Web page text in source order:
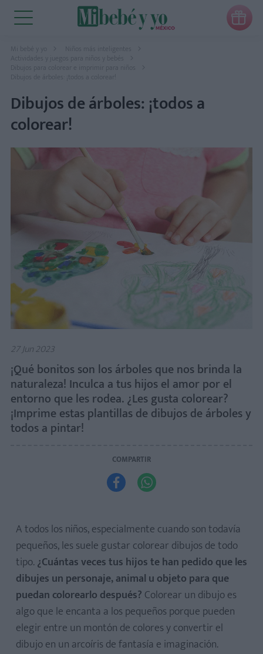

Mi bebé y yo
Niños más inteligentes
Actividades y juegos para niños y bebés
Dibujos para colorear e imprimir para niños
Dibujos de árboles: ¡todos a colorear!
Dibujos de árboles: ¡todos a
colorear!
27 Jun 2023
¡Qué bonitos son los árboles que nos brinda la
naturaleza! Inculca a tus hijos el amor por el
entorno que les rodea. ¿Les gusta colorear?
¡Imprime estas plantillas de dibujos de árboles y
todos a pintar!
COMPARTIR
 
A todos los niños, especialmente cuando son todavía
pequeños, les suele gustar colorear dibujos de todo
tipo. ¿Cuántas veces tus hijos te han pedido que les
dibujes un personaje, animal u objeto para que
puedan colorearlo después? Colorear un dibujo es
algo que le encanta a los pequeños porque pueden
elegir entre un montón de colores y convertir el
dibujo en un arcoíris de fantasía e imaginación.